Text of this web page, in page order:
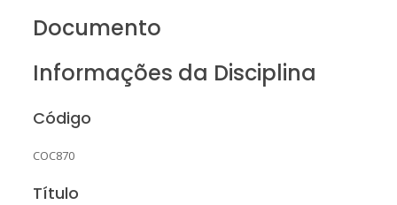
Documento
Informações da Disciplina
Código
COC870
Título